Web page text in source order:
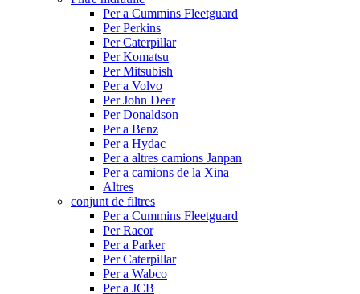
Per a Cummins Fleetguard
Per Perkins
Per Caterpillar
Per Komatsu
Per Mitsubish
Per a Volvo
Per John Deer
Per Donaldson
Per a Benz
Per a Hydac
Per a altres camions Janpan
Per a camions de la Xina
Altres
conjunt de filtres
Per a Cummins Fleetguard
Per Racor
Per a Parker
Per Caterpillar
Per a Wabco
Per a JCB